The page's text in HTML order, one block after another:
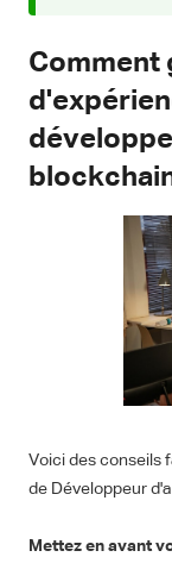
Comment
Voici des conseils
de Développeur
Mettez en avant